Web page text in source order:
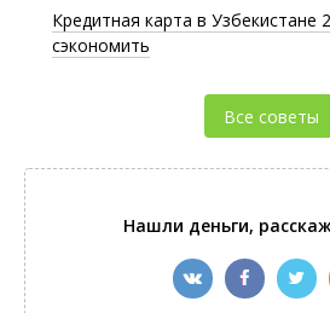
Кредитная карта в Узбекистане
сэкономить
Все советы
Нашли деньги,